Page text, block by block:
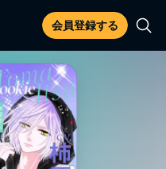
会員登録する